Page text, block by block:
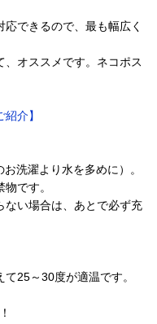
できるので、最も幅広く
オススメです。ネコポス
介】
洗濯より水を多めに）。
です。
ない場合は、あとで必ず充
25～30度が適温です。